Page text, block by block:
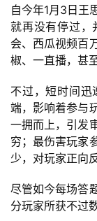
自今年1月3日王
就再没有停过，
会、西瓜视频百
椒、一直播，甚
不过，短时间迅
端，影响着参与
一拥而上，引发
穷；最伤害玩家
少，对玩家正向
尽管如今每场答
分玩家所获不过